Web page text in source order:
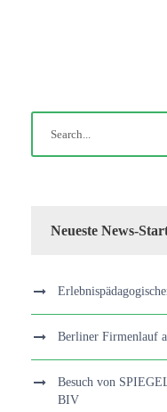
Neueste News-
Berliner Firmenlauf
Besuch von
BIV